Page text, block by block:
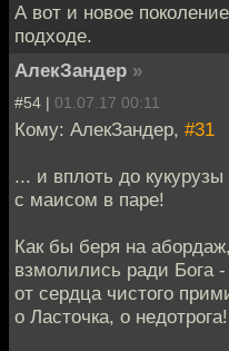
А вот и новое
подходе.
АлекЗандер »
#54 | 01.07.17 00:11
Кому: АлекЗандер, #31
... и вплоть до кукурузы
с маисом в паре!
Как бы беря на абордаж,
взмолились ради Бога -
от сердца чистого
о Ласточка, о